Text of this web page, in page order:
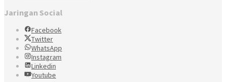
Jaringan Social
Facebook
Twitter
WhatsApp
Instagram
Linkedin
Youtube